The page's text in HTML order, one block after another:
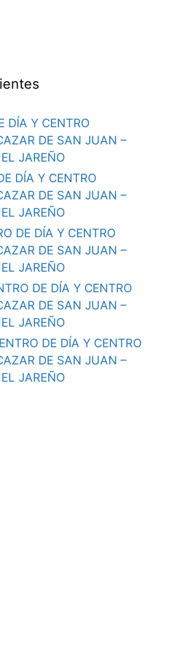
DÍA Y CENTRO
DE SAN JUAN –
JAREÑO
DÍA Y CENTRO
DE SAN JUAN –
JAREÑO
DE DÍA Y CENTRO
DE SAN JUAN –
JAREÑO
DE DÍA Y CENTRO
DE SAN JUAN –
JAREÑO
DE DÍA Y CENTRO
DE SAN JUAN –
JAREÑO